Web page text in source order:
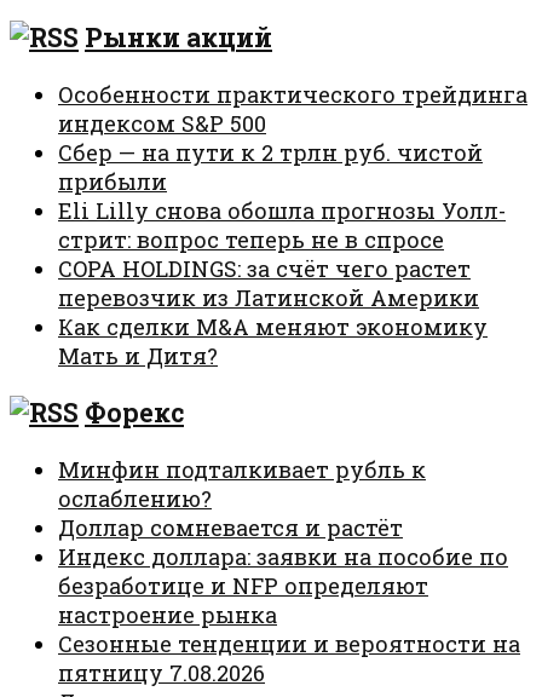
Рынки акций
Особенности практического трейдинга
индексом S&P 500
Сбер — на пути к 2 трлн руб. чистой
прибыли
Eli Lilly снова обошла прогнозы Уолл-
стрит: вопрос теперь не в спросе
COPA HOLDINGS: за счёт чего растет
перевозчик из Латинской Америки
Как сделки M&A меняют экономику
Мать и Дитя?
Форекс
Минфин подталкивает рубль к
ослаблению?
Доллар сомневается и растёт
Индекс доллара: заявки на пособие по
безработице и NFP определяют
настроение рынка
Сезонные тенденции и вероятности на
пятницу 7.08.2026